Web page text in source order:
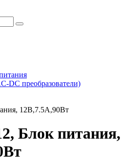
DC преобразователи)
12В,7.5А,90Вт
Блок питания,